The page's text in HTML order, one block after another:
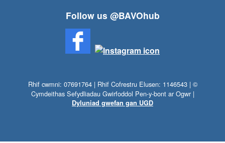
Follow us @BAVOhub
Rhif cwmni: 07691764 | Rhif Cofrestru Elusen: 1146543 | ©
Cymdeithas Sefydliadau Gwirfoddol Pen-y-bont ar Ogwr |
Dyluniad gwefan gan UGD